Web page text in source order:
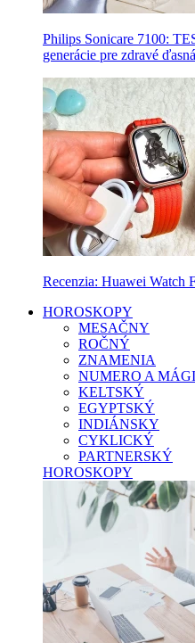
Philips Sonicare 7100:
generácie pre zdravé ďasná
Recenzia: Huawei Watch
HOROSKOPY
MESAČNY
ROČNÝ
ZNAMENIA
NUMERO A
KELTSKÝ
EGYPTSKÝ
INDIÁNSKY
CYKLICKÝ
PARTNERSKÝ
HOROSKOPY